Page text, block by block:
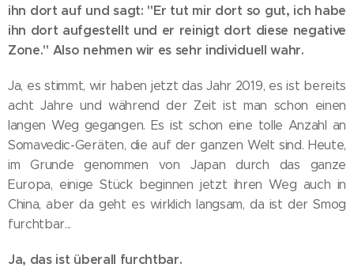
ihn dort auf und sagt: "Er tut mir dort so gut, ich habe
ihn dort aufgestellt und er reinigt dort diese negative
Zone." Also nehmen wir es sehr individuell wahr.
Ja, es stimmt, wir haben jetzt das Jahr 2019, es ist bereits
acht Jahre und während der Zeit ist man schon einen
langen Weg gegangen. Es ist schon eine tolle Anzahl an
Somavedic-Geräten, die auf der ganzen Welt sind. Heute,
im Grunde genommen von Japan durch das ganze
Europa, einige Stück beginnen jetzt ihren Weg auch in
China, aber da geht es wirklich langsam, da ist der Smog
furchtbar...
Ja, das ist überall furchtbar.